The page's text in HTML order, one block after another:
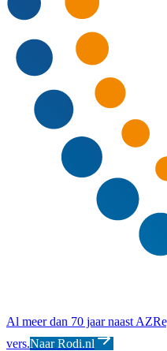
Al meer dan 70 jaar naast AZ
vers.Naar Rodi.nl